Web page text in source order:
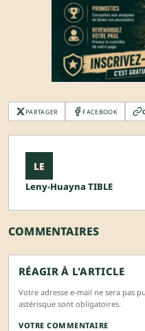
PARTAGER FACEBOOK
LE
Leny-Huayna TIBLE
COMMENTAIRES
RÉAGIR À L'ARTICLE
Votre adresse e-mail ne sera pas
astérisque sont obligatoires.
VOTRE COMMENTAIRE